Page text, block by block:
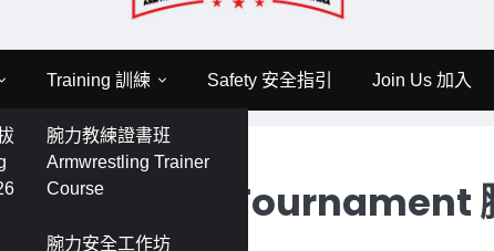
Training 訓練
腕力教練證書班
Armwrestling Trainer
Course
腕力安全工作坊
Safety 安全指引 Join Us 加入
腕力年度排名賽
Ranking Tournament